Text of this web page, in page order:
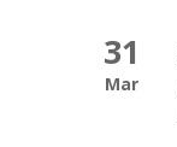
31
Mar